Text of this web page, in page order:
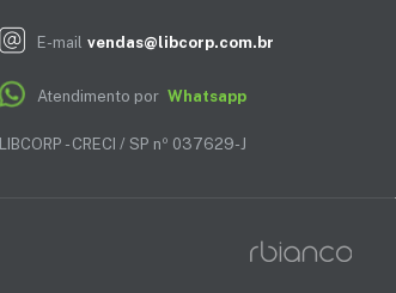
E-mail vendas@libcorp.com.br
Atendimento por Whatsapp
LIBCORP - CRECI / SP nº 037629-J